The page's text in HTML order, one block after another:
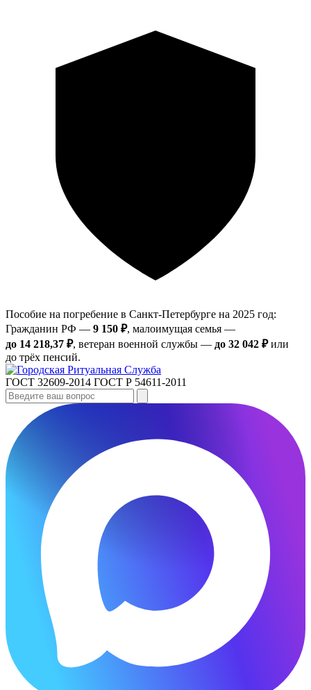
Пособие на погребение в Санкт‑Петербурге на 2025 год:
Гражданин РФ — 9 150 ₽, малоимущая семья —
до 14 218,37 ₽, ветеран военной службы — до 32 042 ₽или
до трёх пенсий.
ГОСТ 32609-2014 ГОСТ Р 54611-2011